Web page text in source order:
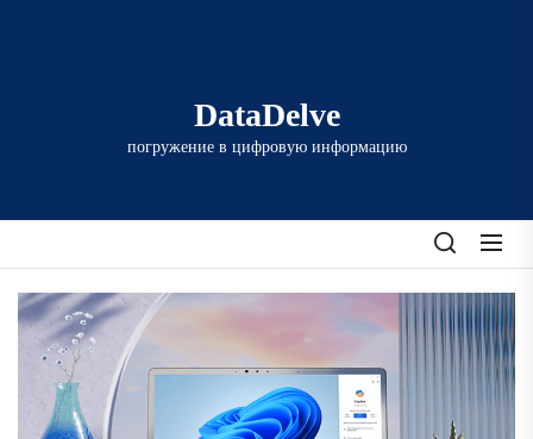
DataDelve
погружение в цифровую информацию